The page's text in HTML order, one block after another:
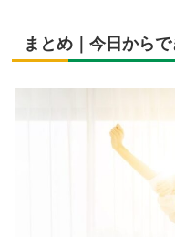
まとめ｜今日から